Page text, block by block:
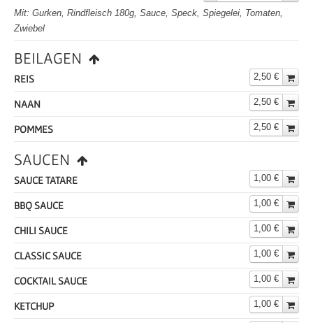
Mit: Gurken, Rindfleisch 180g, Sauce, Speck, Spiegelei, Tomaten,
Zwiebel
BEILAGEN
REIS 2,50 €
NAAN 2,50 €
POMMES 2,50 €
SAUCEN
SAUCE TATARE 1,00 €
BBQ SAUCE 1,00 €
CHILI SAUCE 1,00 €
CLASSIC SAUCE 1,00 €
COCKTAIL SAUCE 1,00 €
KETCHUP 1,00 €